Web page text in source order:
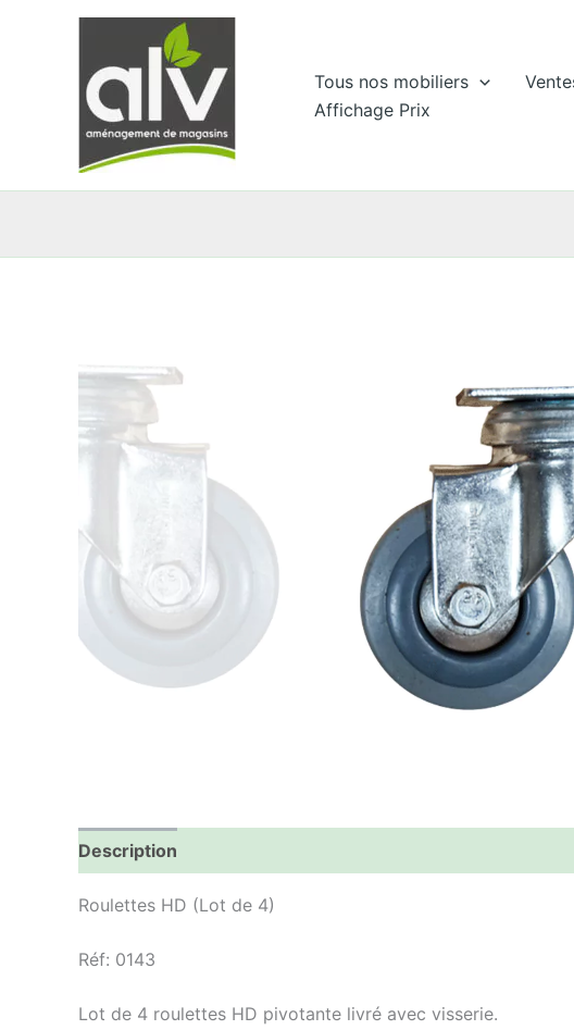
Tous nos mobiliers
Affichage Prix
Description
Roulettes HD (Lot de 4)
Réf: 0143
Lot de 4 roulettes HD pivotante livré avec visserie.